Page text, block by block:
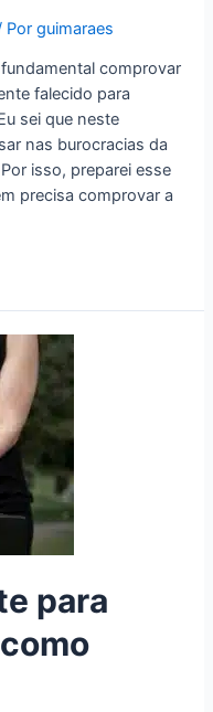
Porguimaraes
comprovar
falecido para
sei que neste
nas burocracias da
isso, preparei esse
precisa comprovar a
para